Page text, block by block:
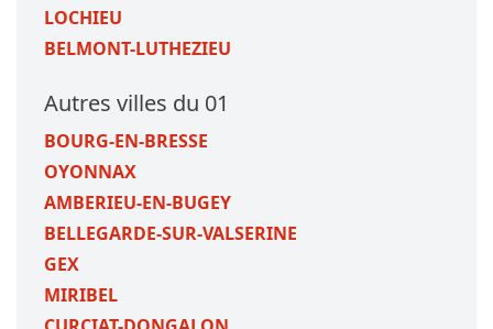
LOCHIEU
BELMONT-LUTHEZIEU
Autres villes du 01
BOURG-EN-BRESSE
OYONNAX
AMBERIEU-EN-BUGEY
BELLEGARDE-SUR-VALSERINE
GEX
MIRIBEL